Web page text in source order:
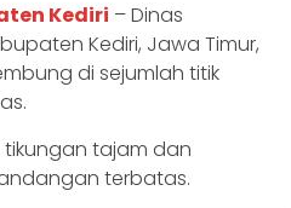
Kediri – Dinas
Kediri, Jawa Timur,
di sejumlah titik
tajam dan
terbatas.